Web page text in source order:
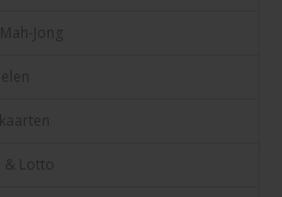
Jong
Lotto